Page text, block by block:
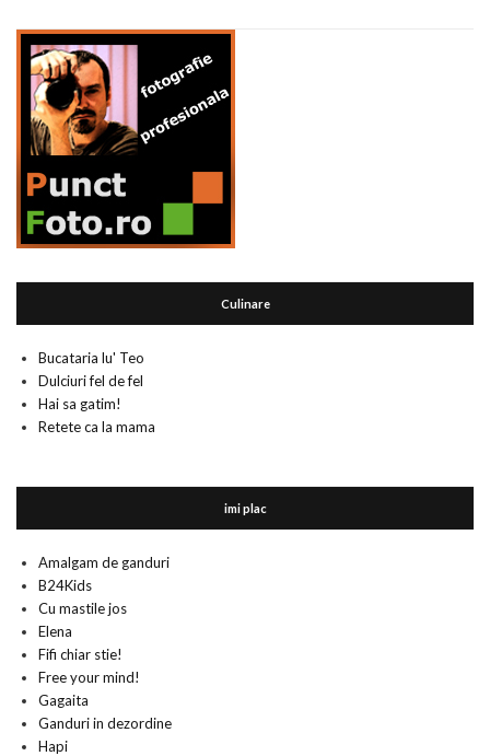
Culinare
Bucataria lu' Teo
Dulciuri fel de fel
Hai sa gatim!
Retete ca la mama
imi plac
Amalgam de ganduri
B24Kids
Cu mastile jos
Elena
Fifi chiar stie!
Free your mind!
Gagaita
Ganduri in dezordine
Hapi